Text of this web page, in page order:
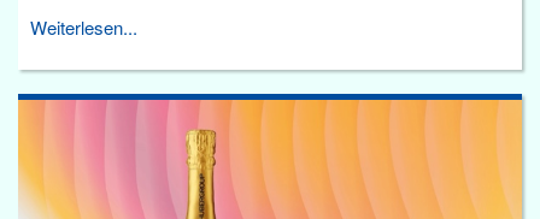
Weiterlesen...